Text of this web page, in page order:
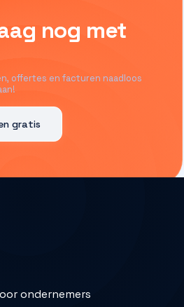
nog met
offertes en facturen naadloos
gratis
ondernemers